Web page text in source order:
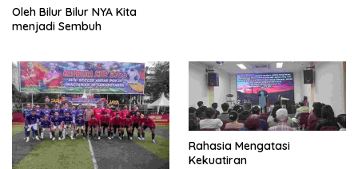
Oleh Bilur Bilur NYA Kita
menjadi Sembuh
Rahasia Mengatasi
Kekuatiran